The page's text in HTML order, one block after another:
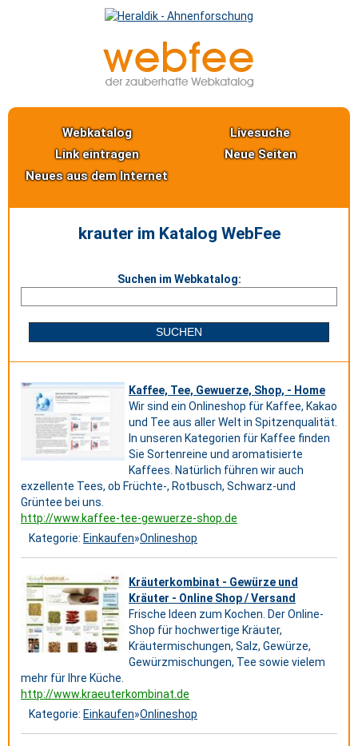
Webkatalog
Livesuche
Link eintragen
Neue Seiten
Neues aus dem Internet
krauter im Katalog WebFee
Suchen im Webkatalog:
Kaffee, Tee, Gewuerze, Shop, - Home
Wir sind ein Onlineshop für Kaffee, Kakao
und Tee aus aller Welt in Spitzenqualität.
In unseren Kategorien für Kaffee finden
Sie Sortenreine und aromatisierte
Kaffees. Natürlich führen wir auch
exzellente Tees, ob Früchte-, Rotbusch, Schwarz-und
Grüntee bei uns.
http://www.kaffee-tee-gewuerze-shop.de
Kategorie: Einkaufen»Onlineshop
Kräuterkombinat - Gewürze und
Kräuter - Online Shop / Versand
Frische Ideen zum Kochen. Der Online-
Shop für hochwertige Kräuter,
Kräutermischungen, Salz, Gewürze,
Gewürzmischungen, Tee sowie vielem
mehr für Ihre Küche.
http://www.kraeuterkombinat.de
Kategorie: Einkaufen»Onlineshop